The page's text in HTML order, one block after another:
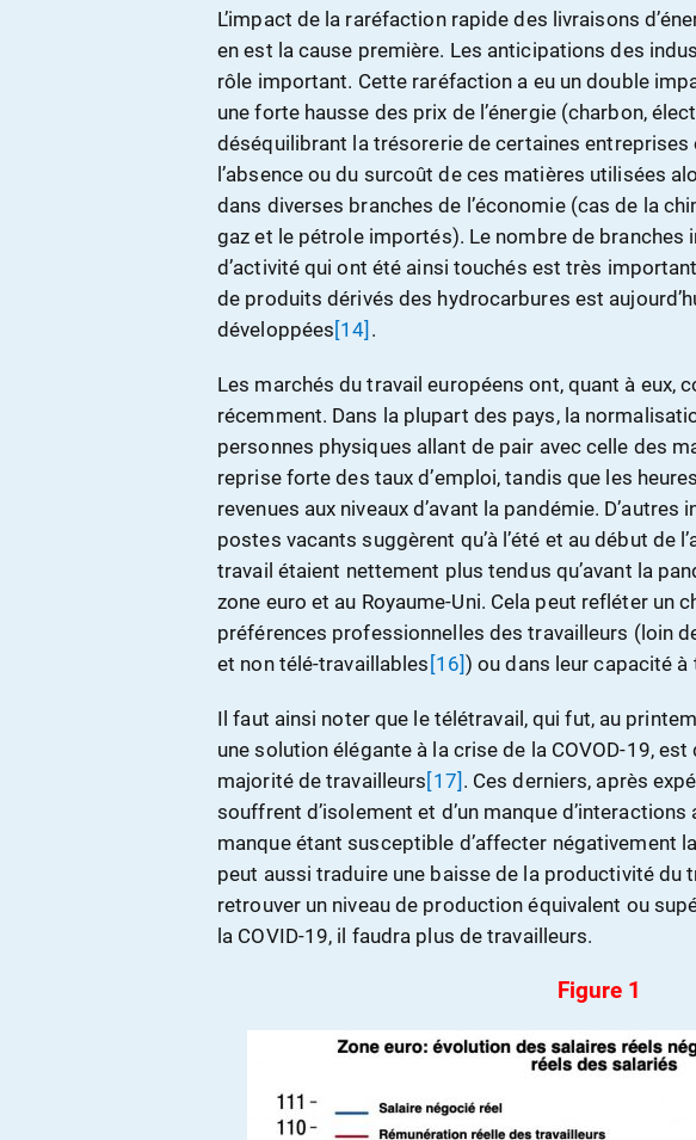
L’impact de la raréfaction rapide des livraisons
en est la cause première. Les anticipations des
rôle important. Cette raréfaction a eu un double
une forte hausse des prix de l’énergie (charbon,
déséquilibrant la trésorerie de certaines entreprises
l’absence ou du surcoût de ces matières utilisées
dans diverses branches de l’économie (cas de la
gaz et le pétrole importés). Le nombre de branches
d’activité qui ont été ainsi touchés est très
de produits dérivés des hydrocarbures est
développées [14] .
Les marchés du travail européens ont, quant à eux,
récemment. Dans la plupart des pays, la
personnes physiques allant de pair avec celle des
reprise forte des taux d’emploi, tandis que les
revenues aux niveaux d’avant la pandémie.
postes vacants suggèrent qu’à l’été et au début de
travail étaient nettement plus tendus qu’avant la
zone euro et au Royaume-Uni. Cela peut refléter un
préférences professionnelles des travailleurs (loin
et non télé-travaillables [16]) ou dans leur capacité à
Il faut ainsi noter que le télétravail, qui fut, au
une solution élégante à la crise de la COVOD-19,
majorité de travailleurs [17] . Ces derniers, après
souffrent d’isolement et d’un manque
manque étant susceptible d’affecter négativement
peut aussi traduire une baisse de la productivité du
retrouver un niveau de production équivalent ou
la COVID-19, il faudra plus de travailleurs.
Figure 1